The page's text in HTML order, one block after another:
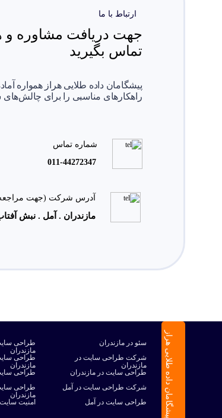
ارتباط با ما
جهت دریافت مشاوره و
تماس بگیرید
پیشگامان داده طلایی هراز همواره
راهکارهای مناسبی را برای چالش‌های
شماره تماس
011-44272347
آدرس شرکت (جهت
مازندران . آمل . نبش آفتاب 10 . ساختمان بهار . واحد
پیشگامان داده طلایی هراز
سئو در مازندران
شرکت طراحی سایت در
مازندران
طراحی سایت در مازندران
شرکت طراحی سایت در آمل
طراحی سایت در آمل
طراحی
مازندران
طراحی
مازندران
طراحی
طراحی
مازندران
امنیت